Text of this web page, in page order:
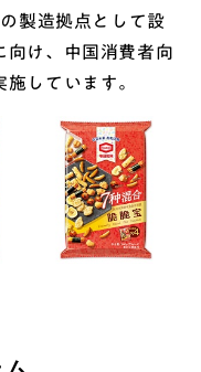
製造拠点として設
向け、中国消費者向
しています。